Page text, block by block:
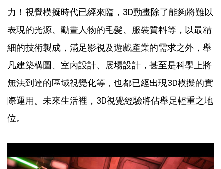
力！視覺模擬時代已經來臨，3D動畫除了能夠將難以
表現的光源、動畫人物的毛髮、服裝質料等，以最精
細的技術製成，滿足影視及遊戲產業的需求之外，舉
凡建築構圖、室內設計、展場設計，甚至是科學上將
無法到達的區域視覺化等，也都已經出現3D模擬的實
際運用。未來生活裡，3D視覺經驗將佔舉足輕重之地
位。